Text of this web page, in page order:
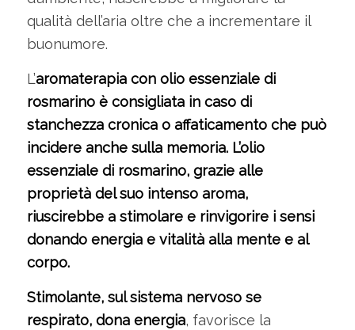
qualità dell’aria oltre che a incrementare il
buonumore.
L’aromaterapia con olio essenziale di
rosmarino è consigliata in caso di
stanchezza cronica o affaticamento che può
incidere anche sulla memoria. L’olio
essenziale di rosmarino, grazie alle
proprietà del suo intenso aroma,
riuscirebbe a stimolare e rinvigorire i sensi
donando energia e vitalità alla mente e al
corpo.
Stimolante, sul sistema nervoso se
respirato, dona energia, favorisce la